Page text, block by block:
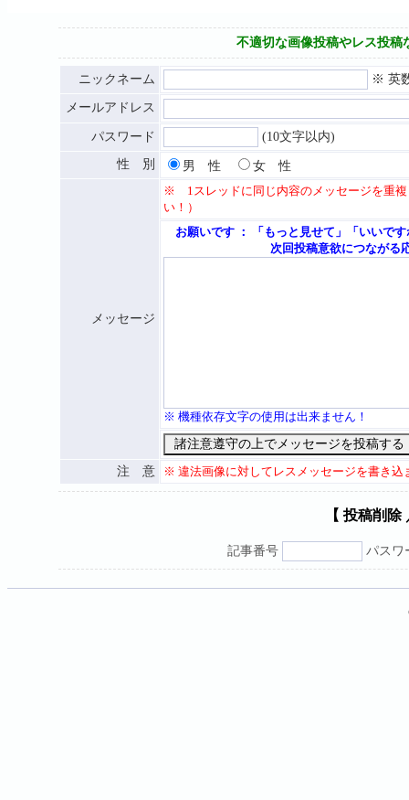
不適切な画像投稿やレス投稿
ニックネーム ※ 英
メールアドレス
パスワード
(10文字以内)
性 別
男 性 女 性
メッセージ
※ 1スレッドに同じ内容のメッセージを重複
い！）
お願いです ： 「もっと見せて」「いいで
次回投稿意欲につながる応援メッ
※ 機種依存文字の使用は出来ません！
注 意 ※ 違法画像に対してレスメッセージを書き
【 投稿削
記事番号 パス